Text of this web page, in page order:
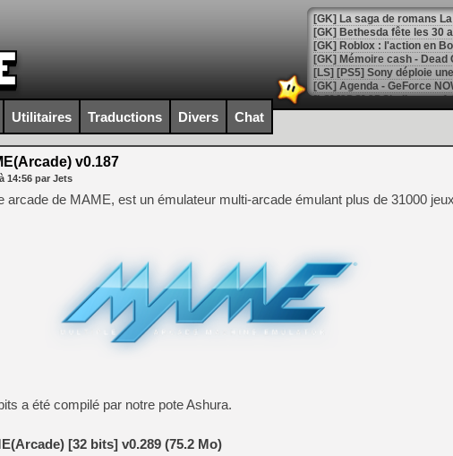
[GK] Bethesda fête les 30
[GK] Roblox : l'action en
[GK] Agenda - GeForce
[GK] Devolver Digital en a
[LS] [PS5] ps5-y2jb-
[GK] Pourquoi Marvel
[GK] Test : Restory : Chill
[GK] GTA 6 : Rockstar
[GK] Hot Wheels Infinite
[GK] Mémoire cash -
[GK] Résultats Nintendo :
[GK] Déjà des
[GK] Minecraft et ses «
[GK] Beast of
[GK] Ubisoft : fin de partie
[GK] Mémoire cash -
[GK] Dan Houser (GTA)
[GK] Comment EA Sports
[GK] Crimson Moon : un
[GK] Isle of Reveries : le
[GK] Moonlighter 2 : The
[GK] Capcom relance
Utilitaires Traductions Divers Chat
v0.187
à 14:56 par Jets
arcade de MAME, est un émulateur multi-arcade émulant plus de 31000
a été compilé par notre pote Ashura.
[32 bits] v0.289 (75.2 Mo)